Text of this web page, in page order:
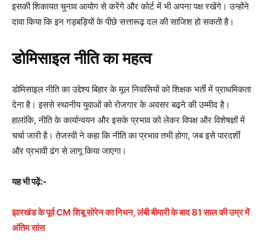
इसकी शिकायत चुनाव आयोग से करेंगे और कोर्ट में भी अपना पक्ष रखेंगे। उन्होंने
दावा किया कि इन गड़बड़ियों के पीछे सत्तारूढ़ दल की साजिश हो सकती है।
डोमिसाइल नीति का महत्व
डोमिसाइल नीति का उद्देश्य बिहार के मूल निवासियों को शिक्षक भर्ती में प्राथमिकता
देना है। इससे स्थानीय युवाओं को रोजगार के अवसर बढ़ने की उम्मीद है।
हालांकि, नीति के कार्यान्वयन और इसके प्रभाव को लेकर विपक्ष और विशेषज्ञों में
चर्चा जारी है। तेजस्वी ने कहा कि नीति का प्रभाव तभी होगा, जब इसे पारदर्शी
और प्रभावी ढंग से लागू किया जाएगा।
यह भी पढ़ें:-
झारखंड के पूर्व CM शिबू सोरेन का निधन, लंबी बीमारी के बाद 81 साल की उम्र में
अंतिम सांस